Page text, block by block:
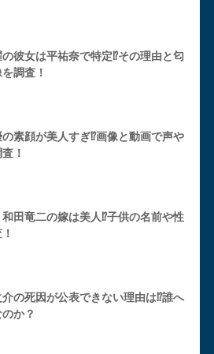
彼女は平祐奈で特定⁉︎その理由と匂
調査！
素顔が美人すぎ⁉︎画像と動画で声や
！
和田竜二の嫁は美人⁉︎子供の名前や性
の死因が公表できない理由は⁉︎誰へ
か？